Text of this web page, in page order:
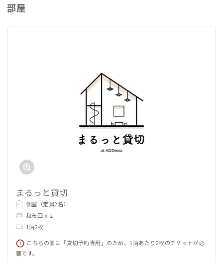
過ごしてほしい甑島C邸です。
部屋
まるっと貸切
個室（定員2名）
和布団 x 2
1泊2枚
こちらの家は「貸切予約専用」のため、1泊あたり2枚のチケットが必
要です。